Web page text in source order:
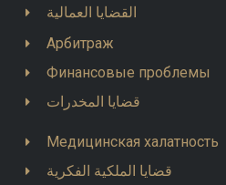
القضايا العمالية
Арбитраж
Финансовые проблемы
قضايا المخدرات
Медицинская халатность
قضايا الملكية الفكرية